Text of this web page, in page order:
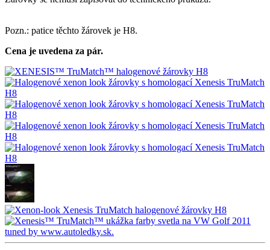
Pozn.: patice těchto žárovek je H8.
Cena je uvedena za pár.